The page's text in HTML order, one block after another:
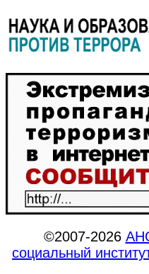
©2007-2026
социальный